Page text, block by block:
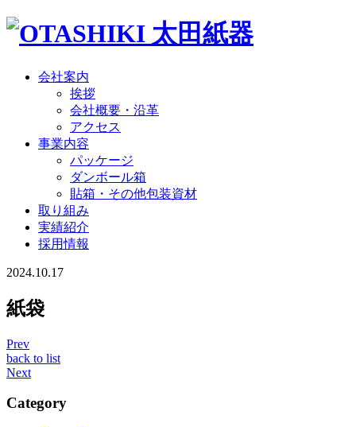
会社案内
挨拶
会社概要・沿革
アクセス
事業内容
パッケージ
ダンボール箱
貼箱・その他包装資材
取り組み
実績紹介
採用情報
2024.10.17
紙袋
Prev
back to list
Next
Category